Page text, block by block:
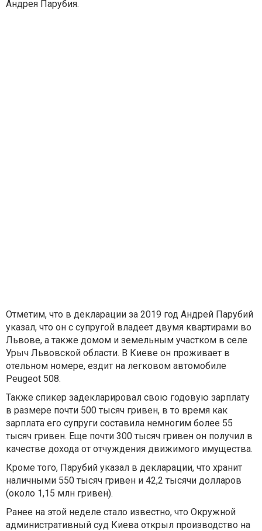
Андрея Парубия.
Отметим, что в декларации за 2019 год Андрей Парубий
указал, что он с супругой владеет двумя квартирами во
Львове, а также домом и земельным участком в селе
Урыч Львовской области. В Киеве он проживает в
отельном номере, ездит на легковом автомобиле
Peugeot 508.
Также спикер задекларировал свою годовую зарплату
в размере почти 500 тысяч гривен, в то время как
зарплата его супруги составила немногим более 55
тысяч гривен. Еще почти 300 тысяч гривен он получил в
качестве дохода от отчуждения движимого имущества.
Кроме того, Парубий указал в декларации, что хранит
наличными 550 тысяч гривен и 42,2 тысячи долларов
(около 1,15 млн гривен).
Ранее на этой неделе стало известно, что Окружной
административный суд Киева открыл производство на